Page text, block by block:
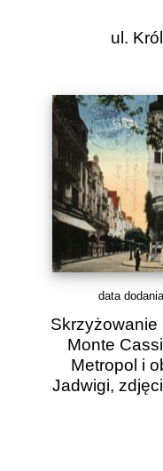
ul.
data
Skrzyżowanie
Monte
Metropol i
Jadwigi,